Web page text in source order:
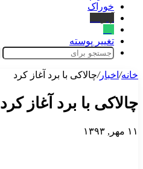
خوراک
تغییر پوسته
خانه/ اخبار/چالاکی با برد آغاز کرد
چالاکی با برد آغاز کرد
۱۱ مهر, ۱۳۹۳